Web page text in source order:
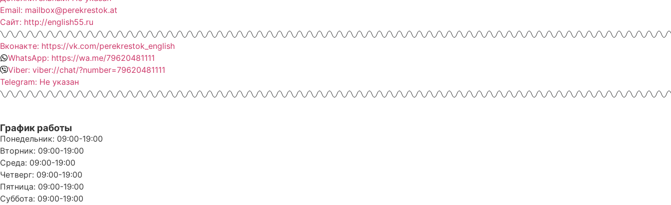
Email: mailbox@perekrestok.at
Сайт: http://english55.ru
Вконакте: https://vk.com/perekrestok_english
WhatsApp: https://wa.me/79620481111
Viber: viber://chat/?number=79620481111
Telegram: Не указан
График работы
Понедельник: 09:00-19:00
Вторник: 09:00-19:00
Среда: 09:00-19:00
Четверг: 09:00-19:00
Пятница: 09:00-19:00
Суббота: 09:00-19:00